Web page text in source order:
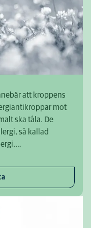
att kroppens
mot
ska tåla. De
så kallad